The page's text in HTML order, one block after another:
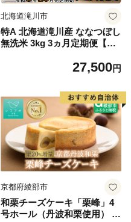
北海道滝川市
特A 北海道滝川産 ななつぼし
無洗米 3kg 3ヵ月定期便【R8
単一米 産地限定米 ブランド
り 道産 送料無料 むせんまい
限定 贈答
27,500円
京都府綾部市
和栗チーズケーキ「栗峰」4
号ホール（丹波和栗使用） /